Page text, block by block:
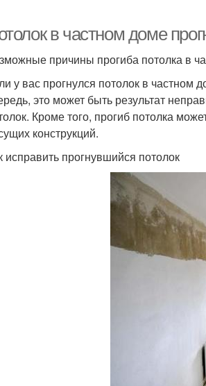
в частном доме
причины прогиба потолка в
у вас прогнулся потолок в
это может быть результат
Кроме того, прогиб потолка
конструкций.
исправить прогнувшийся потолок